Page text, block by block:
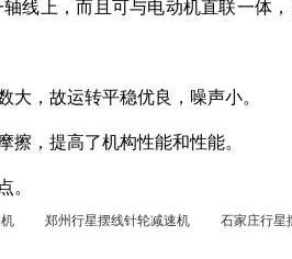
线上，而且可与电动机直联一体
，故运转平稳优良，噪声小。
，提高了机构性能和性能。
。
郑州行星摆线针轮减速机 石家庄行星